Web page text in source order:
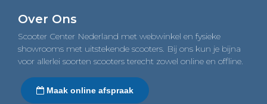
navigation
Over Ons
Scooter Center Nederland met webwinkel en fysieke
showrooms met uitstekende scooters. Bij ons kun je bijna
voor allerlei soorten scooters terecht zowel online en offline.
Maak online afspraak